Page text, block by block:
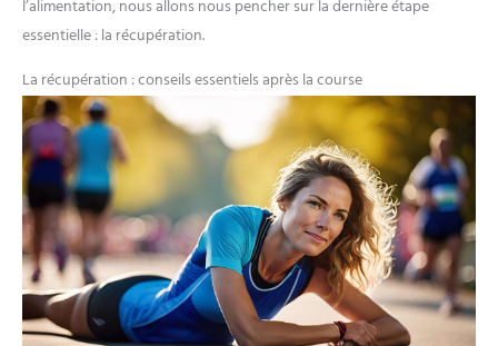
l’alimentation, nous allons nous pencher sur la dernière étape
essentielle : la récupération.
La récupération : conseils essentiels après la course